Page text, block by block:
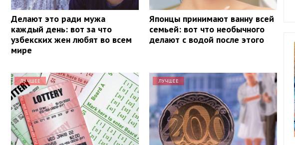
Делают это ради мужа
каждый день: вот за что
узбекских жен любят во всем
мире
Японцы принимают ванну всей
семьей: вот что необычного
делают с водой после этого
ЛУЧШЕЕ ЛУЧШЕЕ